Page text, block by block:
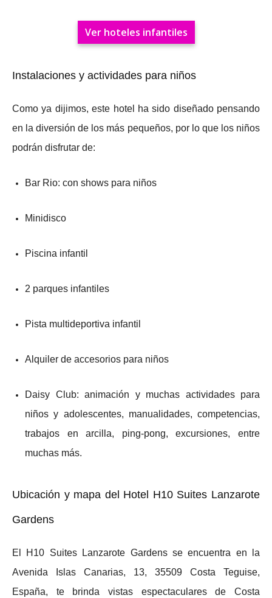
Ver hoteles infantiles
Instalaciones y actividades para niños
Como ya dijimos, este hotel ha sido diseñado pensando
en la diversión de los más pequeños, por lo que los niños
podrán disfrutar de:
Bar Rio: con shows para niños
Minidisco
Piscina infantil
2 parques infantiles
Pista multideportiva infantil
Alquiler de accesorios para niños
Daisy Club: animación y muchas actividades para
niños y adolescentes, manualidades, competencias,
trabajos en arcilla, ping-pong, excursiones, entre
muchas más.
Ubicación y mapa del Hotel H10 Suites Lanzarote
Gardens
El H10 Suites Lanzarote Gardens se encuentra en la
Avenida Islas Canarias, 13, 35509 Costa Teguise,
España, te brinda vistas espectaculares de Costa